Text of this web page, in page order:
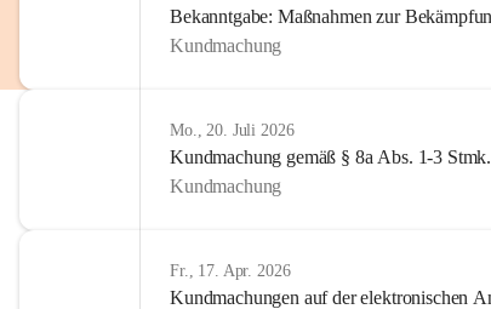
Bekanntgabe: Maßnahmen zur
Kundmachung
Mo., 20. Juli 2026
Kundmachung gemäß § 8a Abs. 1-3
Kundmachung
Fr., 17. Apr. 2026
Kundmachungen auf der elektronischen